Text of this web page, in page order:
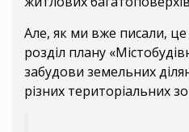
Але, як ми вже писали,
розділ плану
забудови земельних
різних територіальних